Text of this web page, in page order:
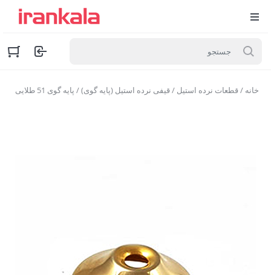
خانه /قطعات نرده استیل /قیفی نرده استیل (پایه گوی)/ پایه گوی 51 طلایی